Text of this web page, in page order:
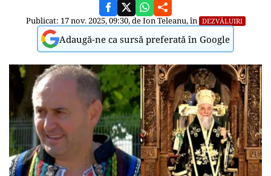
Publicat: 17 nov. 2025, 09:30, deIon Teleanu, în DEZVĂLUIRI
Adaugă-ne ca sursă preferată în Google